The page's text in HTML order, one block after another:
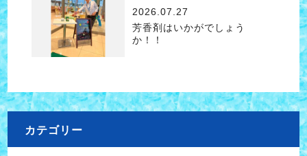
2026.07.27
芳香剤はいかがでしょう
か！！
カテゴリー